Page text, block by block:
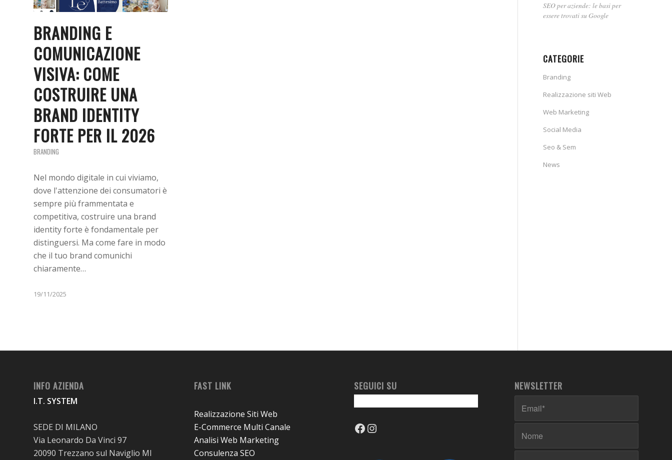
BRANDING E
COMUNICAZIONE
VISIVA: COME
COSTRUIRE UNA
BRAND IDENTITY
FORTE PER IL 2026
BRANDING
Nel mondo digitale in cui viviamo,
dove l'attenzione dei consumatori è
sempre più frammentata e
competitiva, costruire una brand
identity forte è fondamentale per
distinguersi. Ma come fare in modo
che il tuo brand comunichi
chiaramente…
19/11/2025
SEO per aziende: le basi per
essere trovati su Google
CATEGORIE
Branding
Realizzazione siti Web
Web Marketing
Social Media
Seo & Sem
News
INFO AZIENDA
I.T. SYSTEM
SEDE DI MILANO
Via Leonardo Da Vinci 97
20090 Trezzano sul Naviglio MI
FAST LINK
Realizzazione Siti Web
E-Commerce Multi Canale
Analisi Web Marketing
Consulenza SEO
SEGUICI SU
Facebook
Instagram
NEWSLETTER